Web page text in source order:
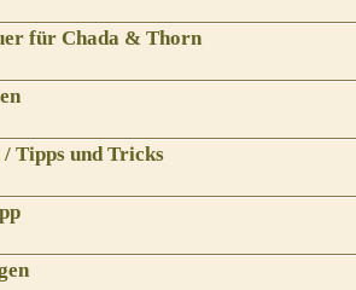
für Chada & Thorn
Tipps und Tricks